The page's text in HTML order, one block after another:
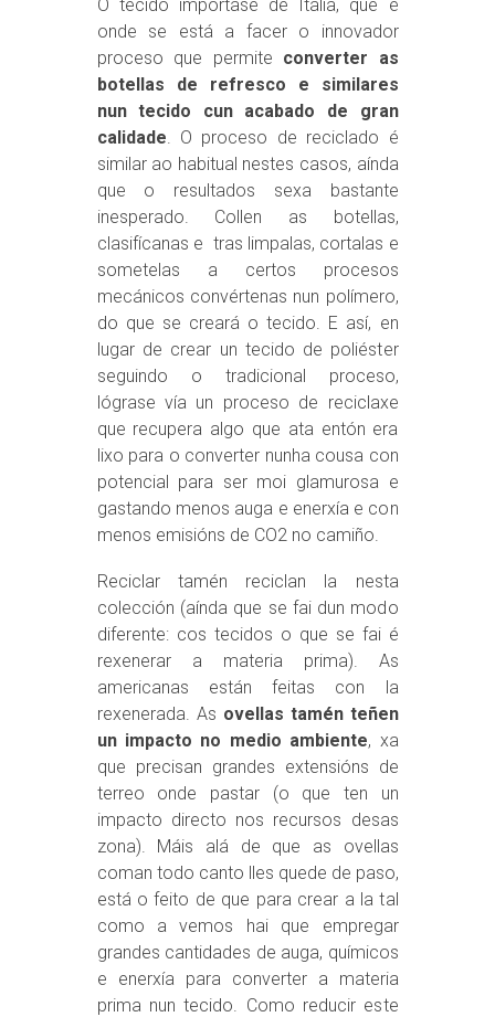
O tecido impórtase de Italia, que é
onde se está a facer o innovador
proceso que permite converter as
botellas de refresco e similares
nun tecido cun acabado de gran
calidade. O proceso de reciclado é
similar ao habitual nestes casos, aínda
que o resultados sexa bastante
inesperado. Collen as botellas,
clasifícanas e tras limpalas, cortalas e
sometelas a certos procesos
mecánicos convértenas nun polímero,
do que se creará o tecido. E así, en
lugar de crear un tecido de poliéster
seguindo o tradicional proceso,
lógrase vía un proceso de reciclaxe
que recupera algo que ata entón era
lixo para o converter nunha cousa con
potencial para ser moi glamurosa e
gastando menos auga e enerxía e con
menos emisións de CO2 no camiño.
Reciclar tamén reciclan la nesta
colección (aínda que se fai dun modo
diferente: cos tecidos o que se fai é
rexenerar a materia prima). As
americanas están feitas con la
rexenerada. As ovellas tamén teñen
un impacto no medio ambiente, xa
que precisan grandes extensións de
terreo onde pastar (o que ten un
impacto directo nos recursos desas
zona). Máis alá de que as ovellas
coman todo canto lles quede de paso,
está o feito de que para crear a la tal
como a vemos hai que empregar
grandes cantidades de auga, químicos
e enerxía para converter a materia
prima nun tecido. Como reducir este